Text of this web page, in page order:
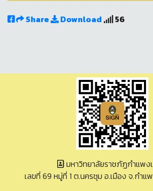
Share Download 56
มหาวิทยาลัยราชภัฏกำแพง
เลขที่ 69 หมู่ที่ 1 ต.นครชุม อ.เมือง จ.กำ